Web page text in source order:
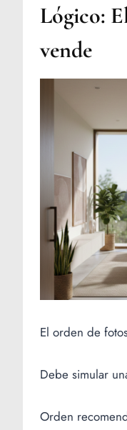
Lógico:
vende
El orden de
Debe simular
Orden